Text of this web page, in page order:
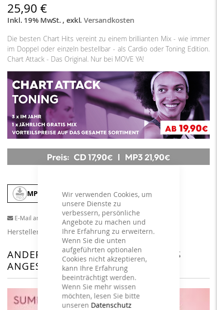
Wir verwenden Cookies, um
unsere Dienste zu
verbessern, persönliche
Angebote zu machen und
Ihre Erfahrung zu erweitern.
Wenn Sie die unten
aufgeführten optionalen
Cookies nicht akzeptieren,
kann Ihre Erfahrung
beeinträchtigt werden.
Wenn Sie mehr wissen
möchten, lesen Sie bitte
unseren Datenschutz
25,90 €
Inkl. 19% MwSt. , exkl. Versandkosten
Die besten Chart Hits vereint zu einem brillianten Mix - wie immer
im Doppel oder einzeln bestellbar - als Cardio oder Toning Edition.
Chart Attack - Das Original. Nur bei MOVE YA!
MP3 In den Warenkorb
E-Mail an einen Freund
Herstellerangaben
ANDERE KUNDEN HABEN SICH DAS
ANGESEHEN